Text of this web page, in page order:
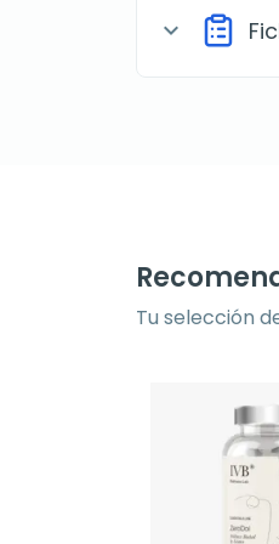
expand_more
Tu selección